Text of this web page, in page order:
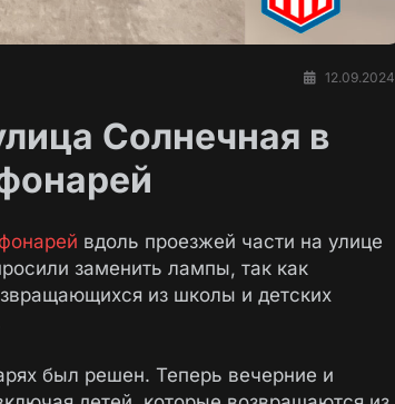
12.09.2024
Солнечная в
вдоль проезжей части на улице
заменить лампы, так как
из школы и детских
был решен. Теперь вечерние и